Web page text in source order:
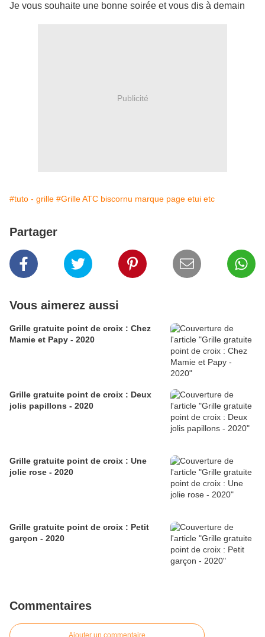
Je vous souhaite une bonne soirée et vous dis à demain
Publicité
#tuto - grille #Grille ATC biscornu marque page etui etc
Partager
Vous aimerez aussi
Grille gratuite point de croix : Chez
Mamie et Papy - 2020
Grille gratuite point de croix : Deux
jolis papillons - 2020
Grille gratuite point de croix : Une
jolie rose - 2020
Grille gratuite point de croix : Petit
garçon - 2020
Commentaires
Ajouter un commentaire